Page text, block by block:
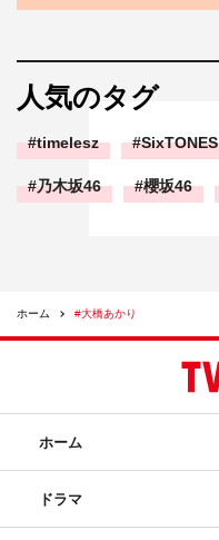
人気のタグ
timelesz SixTONES
乃木坂46 櫻坂46
ホーム #大橋あかり
ホーム
ドラマ